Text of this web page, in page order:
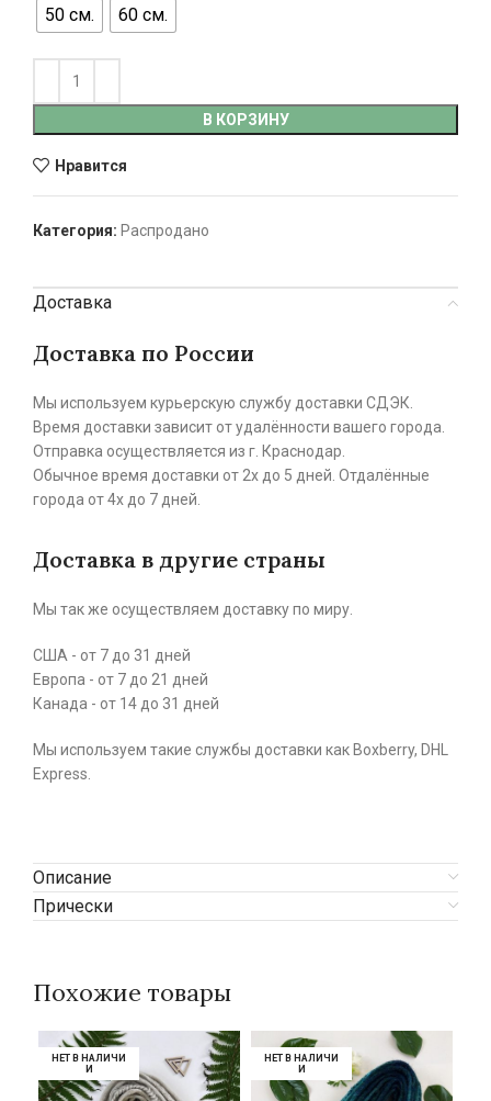
50 см. 60 см.
В КОРЗИНУ
Нравится
Категория: Распродано
Доставка
Доставка по России
Мы используем курьерскую службу доставки СДЭК.
Время доставки зависит от удалённости вашего города.
Отправка осуществляется из г. Краснодар.
Обычное время доставки от 2х до 5 дней. Отдалённые
города от 4х до 7 дней.
Доставка в другие страны
Мы так же осуществляем доставку по миру.
США - от 7 до 31 дней
Европа - от 7 до 21 дней
Канада - от 14 до 31 дней
Мы используем такие службы доставки как Boxberry, DHL
Express.
Описание
Прически
Похожие товары
НЕТ В НАЛИЧИ
И
НЕТ В НАЛИЧИ
И
НЕТ В НАЛИЧИ
И
НЕТ В НАЛИЧИ
И